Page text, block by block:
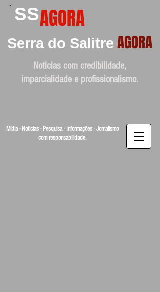
SSAGORA
Serra do Salitre AGORA
Noticias com credibilidade,
imparcialidade e profissionalismo.
Mídia - Noticias - Pesquisa - Informações - Jornalismo
com responsabilidade.